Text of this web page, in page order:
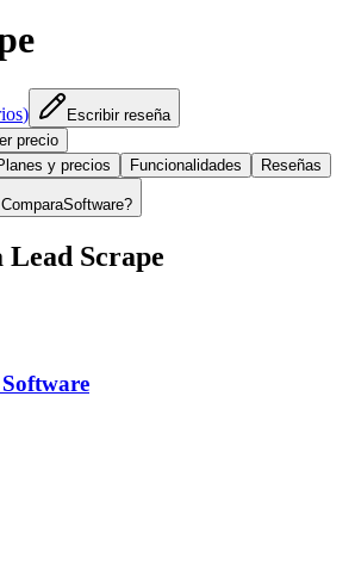
)
Escribir reseña
precio
y precios Funcionalidades Reseñas
Lead Scrape